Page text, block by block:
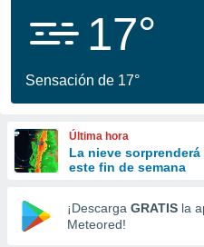
que se
a este
las
y
forma
digital
basada
17°
Sensación de 17°
Última hora
La nieve
este fin de semana
¡Descarga GRATIS la
Meteored!